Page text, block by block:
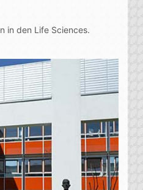
in den Life Sciences.